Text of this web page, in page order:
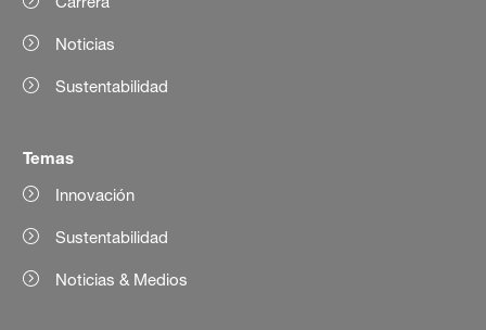
Noticias
Sustentabilidad
Temas
Innovación
Sustentabilidad
Noticias & Medios